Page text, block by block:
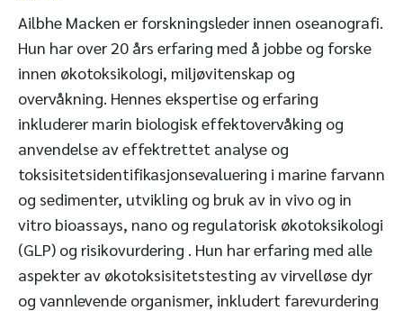
Ailbhe Macken er forskningsleder innen oseanografi.
Hun har over 20 års erfaring med å jobbe og forske
innen økotoksikologi, miljøvitenskap og
overvåkning. Hennes ekspertise og erfaring
inkluderer marin biologisk effektovervåking og
anvendelse av effektrettet analyse og
toksisitetsidentifikasjonsevaluering i marine farvann
og sedimenter, utvikling og bruk av in vivo og in
vitro bioassays, nano og regulatorisk økotoksikologi
(GLP) og risikovurdering . Hun har erfaring med alle
aspekter av økotoksisitetstesting av virvelløse dyr
og vannlevende organismer, inkludert farevurdering